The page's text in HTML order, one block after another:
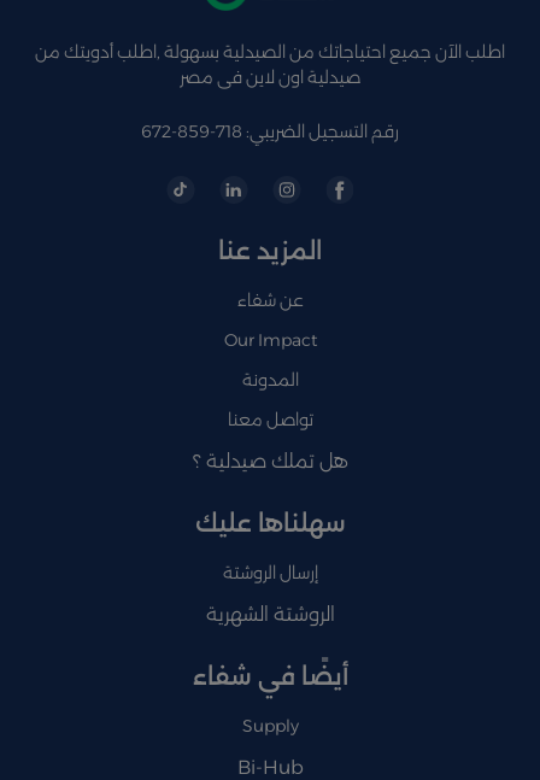
اطلب الآن جميع احتياجاتك من الصيدلية بسهولة ,اطلب أدويتك من
صيدلية اون لاين فى مصر
رقم التسجيل الضريبي: 718-859-672
المزيد عنا
عن شفاء
Our Impact
المدونة
تواصل معنا
هل تملك صيدلية ؟
سهلناها عليك
إرسال الروشتة
الروشتة الشهرية
أيضًا في شفاء
Supply
Bi-Hub